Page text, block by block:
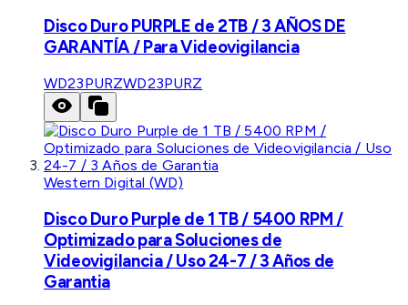
Disco Duro PURPLE de 2TB / 3 AÑOS DE
GARANTÍA / Para Videovigilancia
WD23PURZWD23PURZ
Western Digital (WD)
Disco Duro Purple de 1 TB / 5400 RPM /
Optimizado para Soluciones de
Videovigilancia / Uso 24-7 / 3 Años de
Garantia